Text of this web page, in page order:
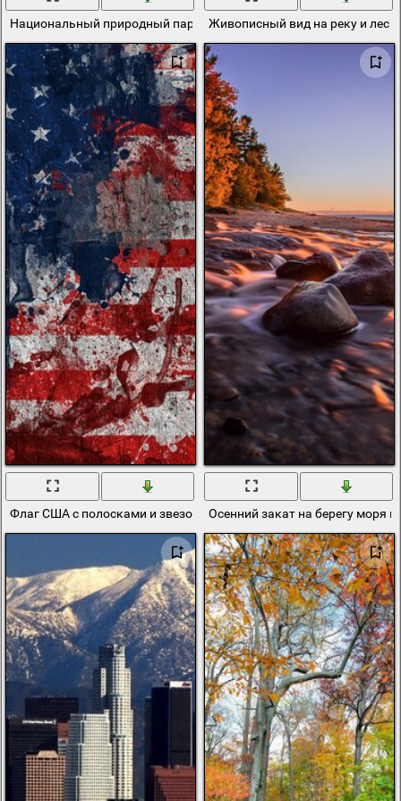
Национальный природный парк сшаЖивописный вид на реку и лес
Флаг США с полосками и звезочкамиОсенний закат на берегу моря